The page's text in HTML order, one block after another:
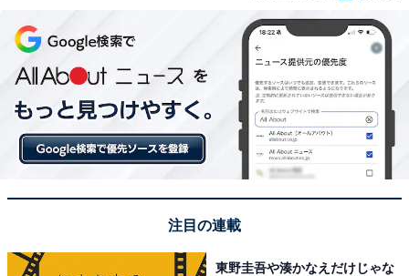
注目の連載
東野圭吾や湊かなえだけじゃな